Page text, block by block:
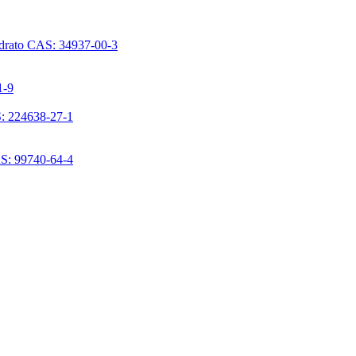
CAS: 34937-00-3
9
224638-27-1
99740-64-4